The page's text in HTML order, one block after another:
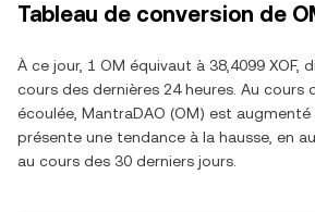
Tableau de conversion de
À ce jour, 1 OM équivaut à 38,4099 XOF,
cours des dernières 24 heures. Au cours
écoulée, MantraDAO (OM) est augmenté
présente une tendance à la hausse, en
au cours des 30 derniers jours.